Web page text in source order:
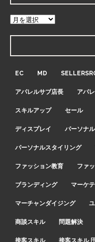
EC MD
アパレルサブ店長 アパ
スキルアップ セール
ディスプレイ パーソナ
パーソナルスタイリング
ファッション教育 ファ
ブランディング マーケ
マーチャンダイジング
商談スキル 問題解決
接客スキル 接客スキル